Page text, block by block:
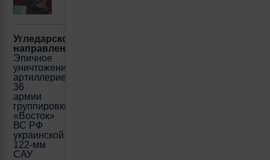
Угледарское
направление:
Эпичное
уничтожение
артиллерией
36
армии
группировки
«Восток»
ВС РФ
украинской
122-мм
САУ